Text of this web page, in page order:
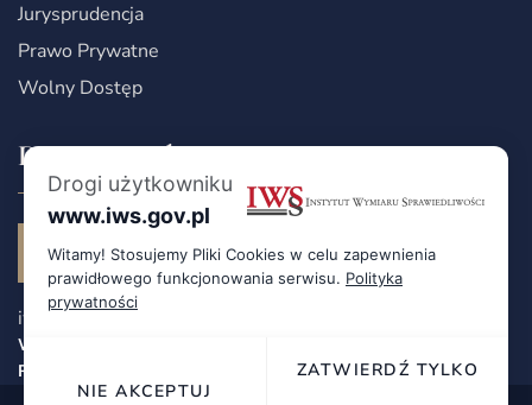
Jurysprudencja
Prawo Prywatne
Wolny Dostęp
Dane Kontaktowe
iws@iws.gov.pl
WIĘCEJ INFORMACJI
RODO
Drogi użytkowniku
www.iws.gov.pl
Witamy! Stosujemy Pliki Cookies w celu zapewnienia
prawidłowego funkcjonowania serwisu. Polityka
prywatności
NIE AKCEPTUJ
ZATWIERDŹ TYLKO